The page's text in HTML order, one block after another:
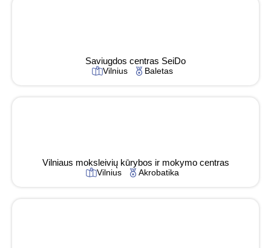
Saviugdos centras SeiDo
Vilnius Baletas
Vilniaus moksleivių kūrybos ir mokymo centras
Vilnius Akrobatika